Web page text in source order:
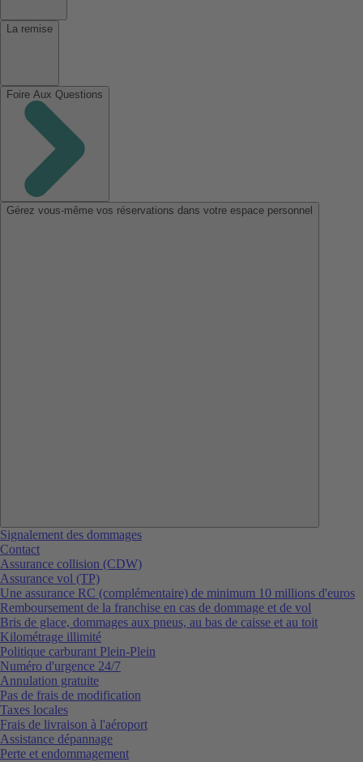
La remise
Foire Aux Questions
Gérez vous-même vos réservations dans votre espace personnel
Signalement des dommages
Contact
Assurance collision (CDW)
Assurance vol (TP)
Une assurance RC (complémentaire) de minimum 10 millions d'euros
Remboursement de la franchise en cas de dommage et de vol
Bris de glace, dommages aux pneus, au bas de caisse et au toit
Kilométrage illimité
Politique carburant Plein-Plein
Numéro d'urgence 24/7
Annulation gratuite
Pas de frais de modification
Taxes locales
Frais de livraison à l'aéroport
Assistance dépannage
Perte et endommagement